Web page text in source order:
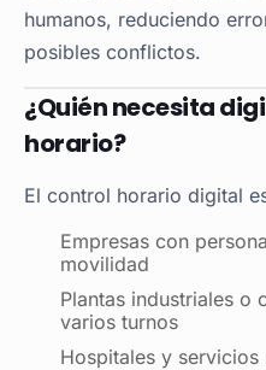
humanos, reduciendo
posibles conflictos.
¿Quién necesita
horario?
El control horario digital
Empresas con
movilidad
Plantas industriales o
varios turnos
Hospitales y